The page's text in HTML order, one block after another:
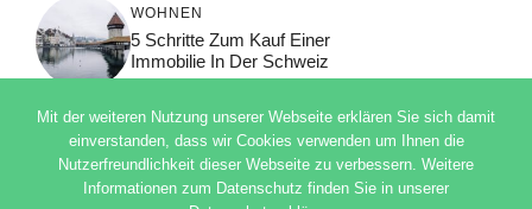
WOHNEN
5 Schritte Zum Kauf Einer
Immobilie In Der Schweiz
© 2026 ADSIMPLE
DATENSCHUTZERKLÄRUNG
Mit der weiteren Nutzung unserer Webseite erklären Sie sich damit
einverstanden, dass wir Cookies verwenden um Ihnen die
Nutzerfreundlichkeit dieser Webseite zu verbessern. Weitere
Informationen zum Datenschutz finden Sie in unserer